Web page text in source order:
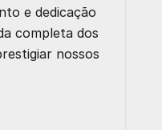
e dedicação
completa dos
nossos